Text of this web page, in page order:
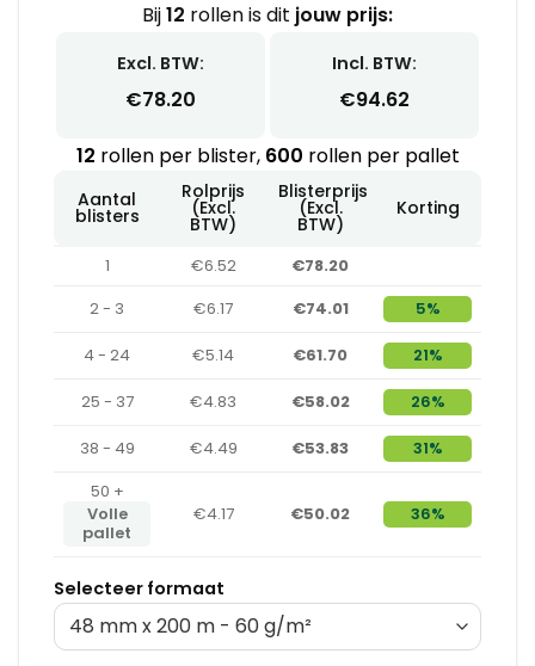
Bij12 rollen is dit jouw prijs:
Excl. BTW:
€78.20
Incl. BTW:
€94.62
12 rollen per blister, 600 rollen per pallet
Aantal
blisters
Rolprijs
(Excl.
BTW)
Blisterprijs
(Excl.
BTW)
Korting
1 €6.52
€78.20
2 - 3
€6.17 €74.01 5%
4 - 24 €5.14 €61.70 21%
25 - 37 €4.83 €58.02 26%
38 - 49 €4.49 €53.83
31%
50 +
Volle
pallet
€4.17 €50.02 36%
Selecteer formaat